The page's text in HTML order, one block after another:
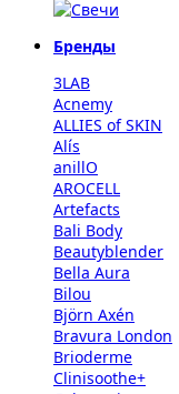
Бренды
3LAB
Acnemy
ALLIES of SKIN
Alís
anillO
AROCELL
Artefacts
Bali Body
Beautyblender
Bella Aura
Bilou
Björn Axén
Bravura London
Brioderme
Clinisoothe+